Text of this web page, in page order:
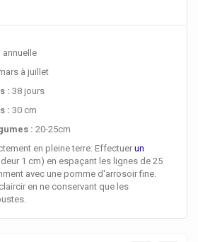
annuelle
à juillet
: 38 jours
: 30 cm
: 20-25cm
en pleine terre: Effectuer un
1 cm) en espaçant les lignes de 25
avec une pomme d'arrosoir fine.
en ne conservant que les